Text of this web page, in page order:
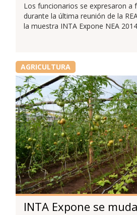
Los funcionarios se expresaron a
durante la última reunión de la
la muestra INTA Expone NEA
AGRICULTURA
INTA Expone se